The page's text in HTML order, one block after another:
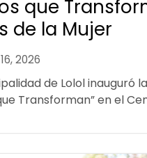
que
de la Mujer
2026
de Lolol inauguró
Transforman” en el